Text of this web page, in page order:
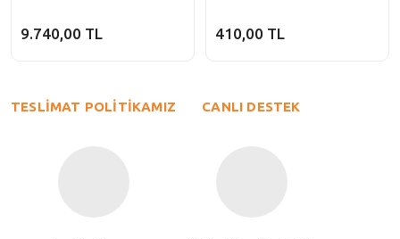
9.740,00 TL 410,00 TL
TESLİMAT POLİTİKAMIZ CANLI DESTEK